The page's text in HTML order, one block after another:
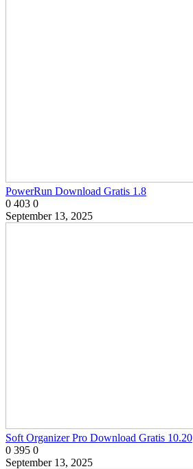
PowerRun Download Gratis 1.8
0 403 0
September 13, 2025
Soft Organizer Pro Download Gratis 10.20
0 395 0
September 13, 2025